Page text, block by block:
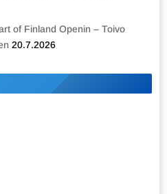
of Finland Openin – Toivo
20.7.2026